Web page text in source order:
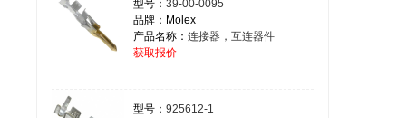
型号： 39-00-0095
品牌：Molex
产品名称： 连接器，互连器件
获取报价
型号： 925612-1